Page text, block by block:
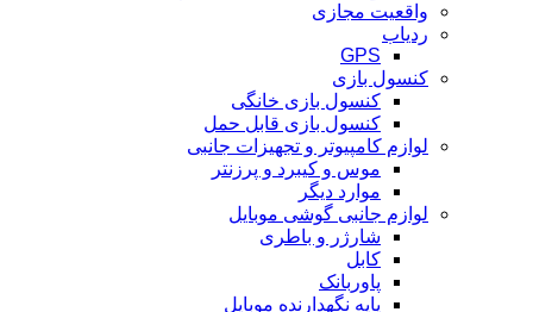
واقعیت مجازی
ردیاب
GPS
کنسول بازی
کنسول بازی خانگی
کنسول بازی قابل حمل
لوازم کامپیوتر و تجهیزات جانبی
موس و کیبرد و پرزنتر
موارد دیگر
لوازم جانبی گوشی موبایل
شارژر و باطری
کابل
پاوربانک
پایه نگهدارنده موبایل